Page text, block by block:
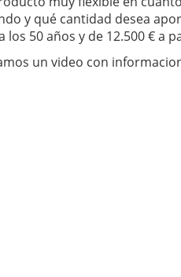
y qué cantidad desea
los 50 años y de 12.500 € a
un video con